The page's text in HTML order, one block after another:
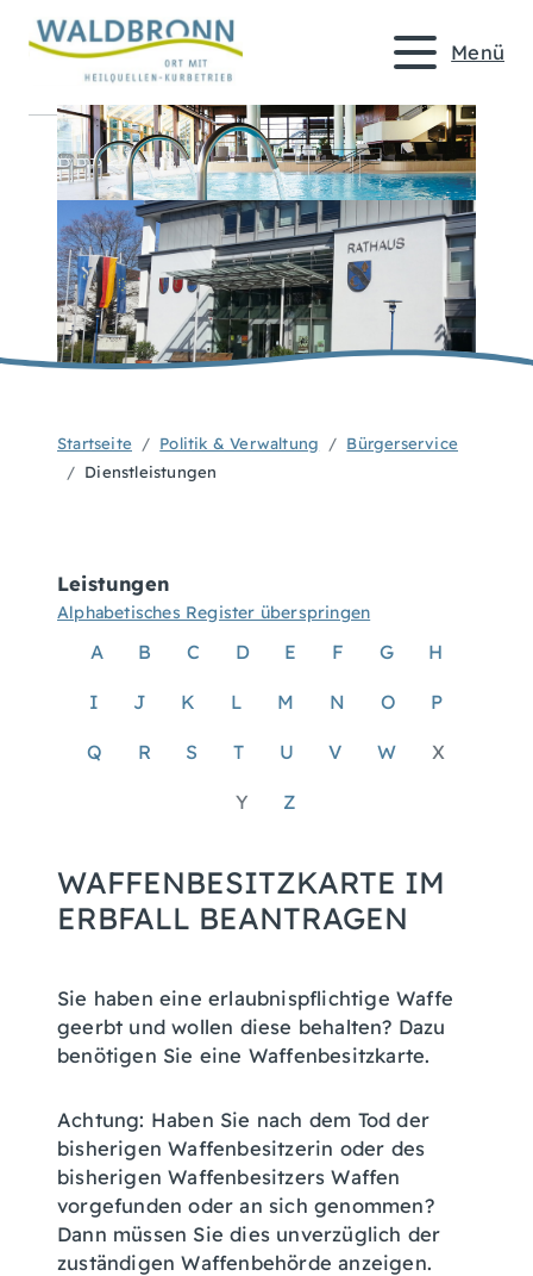
Menü
Startseite Politik & Verwaltung
Bürgerservice
Dienstleistungen
Leistungen
Alphabetisches Register überspringen
A B C D E F G H
I J K L M N O P
Q R S T U V W X
Y Z
WAFFENBESITZKARTE IM
ERBFALL BEANTRAGEN
Sie haben eine erlaubnispflichtige Waffe
geerbt und wollen diese behalten? Dazu
benötigen Sie eine Waffenbesitzkarte.
Achtung: Haben Sie nach dem Tod der
bisherigen Waffenbesitzerin oder des
bisherigen Waffenbesitzers Waffen
vorgefunden oder an sich genommen?
Dann müssen Sie dies unverzüglich der
zuständigen Waffenbehörde anzeigen.